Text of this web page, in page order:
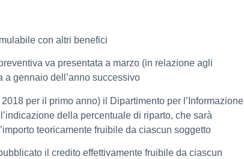
con altri benefici
va presentata a marzo (in relazione agli
a gennaio dell’anno successivo
per il primo anno) il Dipartimento per l’Informazione
della percentuale di riparto, che sarà
teoricamente fruibile da ciascun soggetto
il credito effettivamente fruibile da ciascun